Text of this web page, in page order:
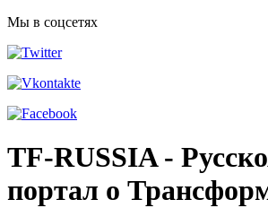
Мы в соцсетях
TF-RUSSIA -
портал о